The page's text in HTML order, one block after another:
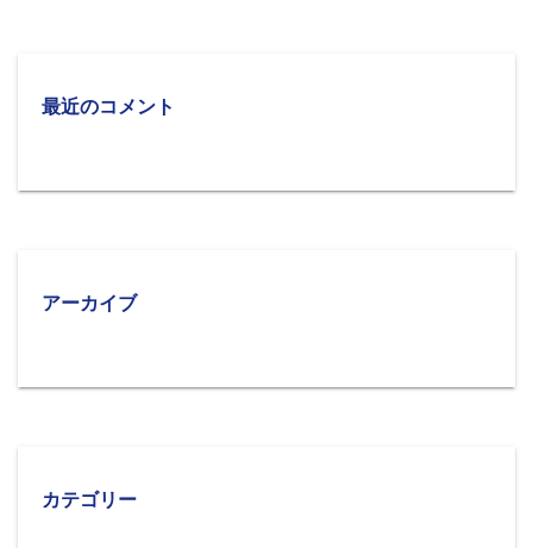
最近のコメント
アーカイブ
カテゴリー